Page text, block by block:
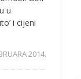
u
i cijeni
2014.